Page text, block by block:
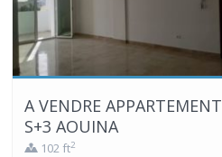
A VENDRE APPARTEMENT
S+3 AOUINA
102 ft2